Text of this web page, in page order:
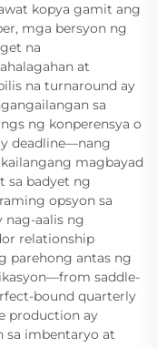
kopya gamit ang
mga bersyon ng
na
at
na turnaround ay
sa
ng konperensya o
deadline—nang
magbayad
sa badyet ng
opsyon sa
nag-aalis ng
relationship
parehong antas ng
saddle-
bound quarterly
production ay
sa imbentaryo at